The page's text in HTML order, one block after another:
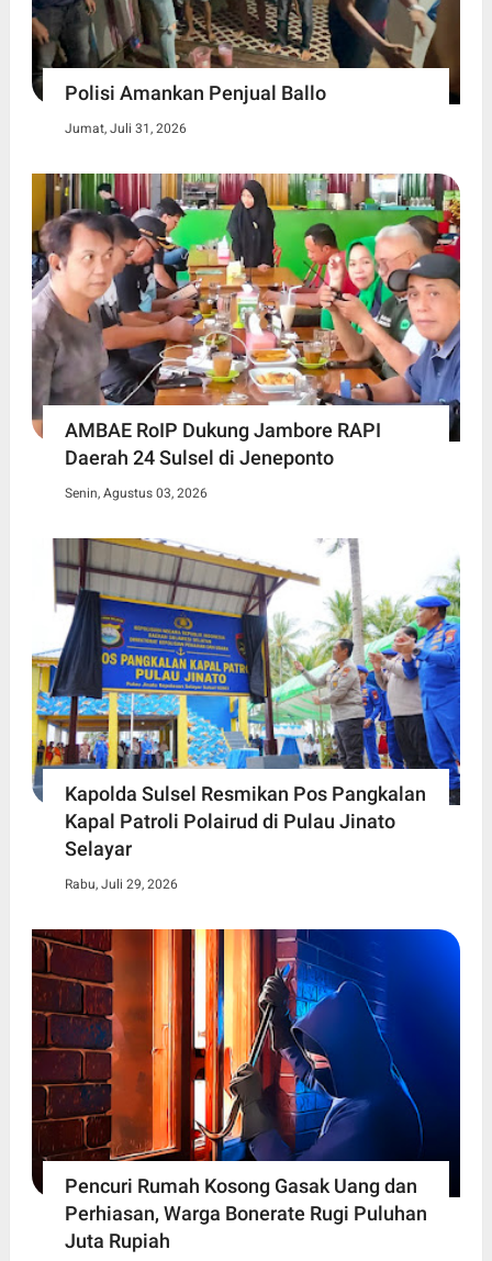
Polisi Amankan Penjual Ballo
Jumat, Juli 31, 2026
AMBAE RoIP Dukung Jambore RAPI
Daerah 24 Sulsel di Jeneponto
Senin, Agustus 03, 2026
Kapolda Sulsel Resmikan Pos Pangkalan
Kapal Patroli Polairud di Pulau Jinato
Selayar
Rabu, Juli 29, 2026
Pencuri Rumah Kosong Gasak Uang dan
Perhiasan, Warga Bonerate Rugi Puluhan
Juta Rupiah